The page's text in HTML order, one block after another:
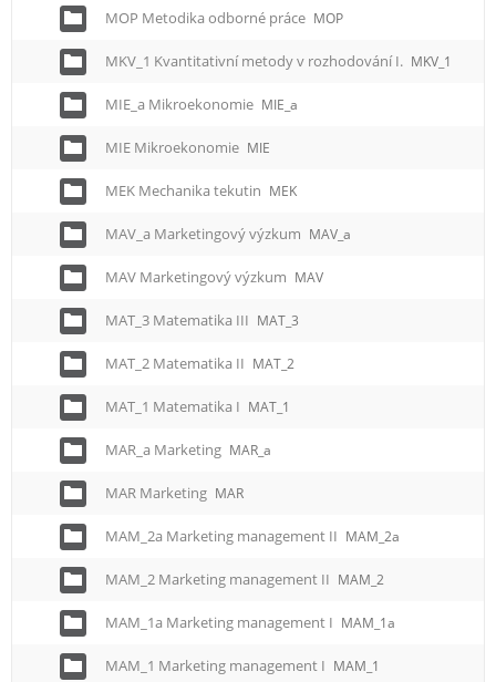
MOP Metodika odborné práce MOP
MKV_1 Kvantitativní metody v rozhodování I. MKV_1
MIE_a Mikroekonomie MIE_a
MIE Mikroekonomie MIE
MEK Mechanika tekutin MEK
MAV_a Marketingový výzkum MAV_a
MAV Marketingový výzkum MAV
MAT_3 Matematika III MAT_3
MAT_2 Matematika II MAT_2
MAT_1 Matematika I MAT_1
MAR_a Marketing MAR_a
MAR Marketing MAR
MAM_2a Marketing management II MAM_2a
MAM_2 Marketing management II MAM_2
MAM_1a Marketing management I MAM_1a
MAM_1 Marketing management I MAM_1